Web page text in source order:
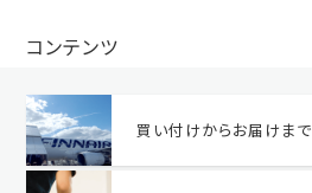
コンテンツ
買い付けからお届けまで